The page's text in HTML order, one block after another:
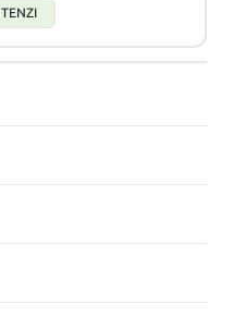
TENZI